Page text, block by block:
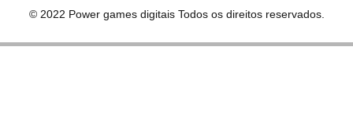
© 2022 Power games digitais Todos os direitos reservados.